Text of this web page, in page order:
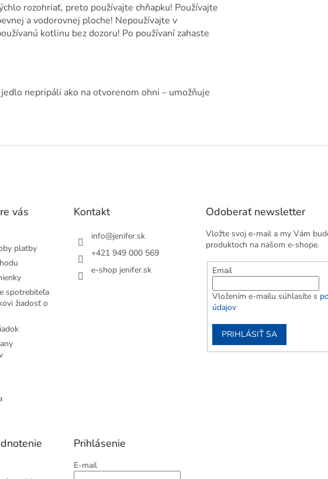
rozohriať, preto používajte chňapku! Používajte
a vodorovnej ploche! Nepoužívajte v
kotlinu bez dozoru! Po používaní zahaste
nepripáli ako na otvorenom ohni – umožňuje
vás
platby
spotrebiteľa
žiadosť o
Kontakt
info@jenifer.sk
+421 949 000 569
e-shop jenifer.sk
Odoberať newsletter
Vložte svoj e-mail a my Vám
produktoch na našom e-shope.
Email
Vložením e-mailu súhlasíte s
údajov
PRIHLÁSIŤ SA
Prihlásenie
E-mail